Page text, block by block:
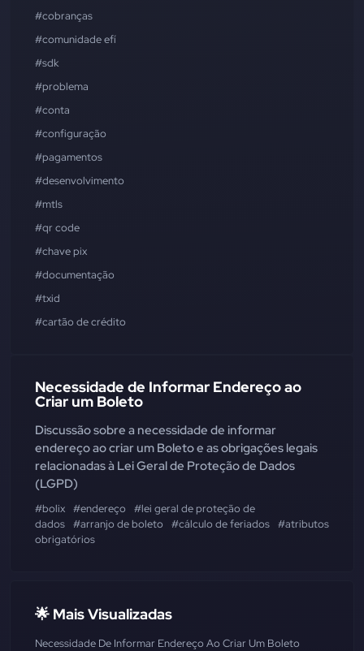
#cobranças
#comunidade efí
#sdk
#problema
#conta
#configuração
#pagamentos
#desenvolvimento
#mtls
#qr code
#chave pix
#documentação
#txid
#cartão de crédito
Necessidade de Informar Endereço ao
Criar um Boleto
Discussão sobre a necessidade de informar
endereço ao criar um Boleto e as obrigações legais
relacionadas à Lei Geral de Proteção de Dados
(LGPD)
#bolix #endereço
#lei geral de proteção de
dados #arranjo de boleto #cálculo de feriados #atributos
obrigatórios
🌟 Mais Visualizadas
Necessidade De Informar Endereço Ao Criar Um Boleto